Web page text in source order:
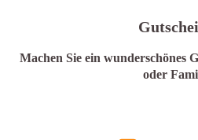
Machen Sie ein wunderschönes
oder